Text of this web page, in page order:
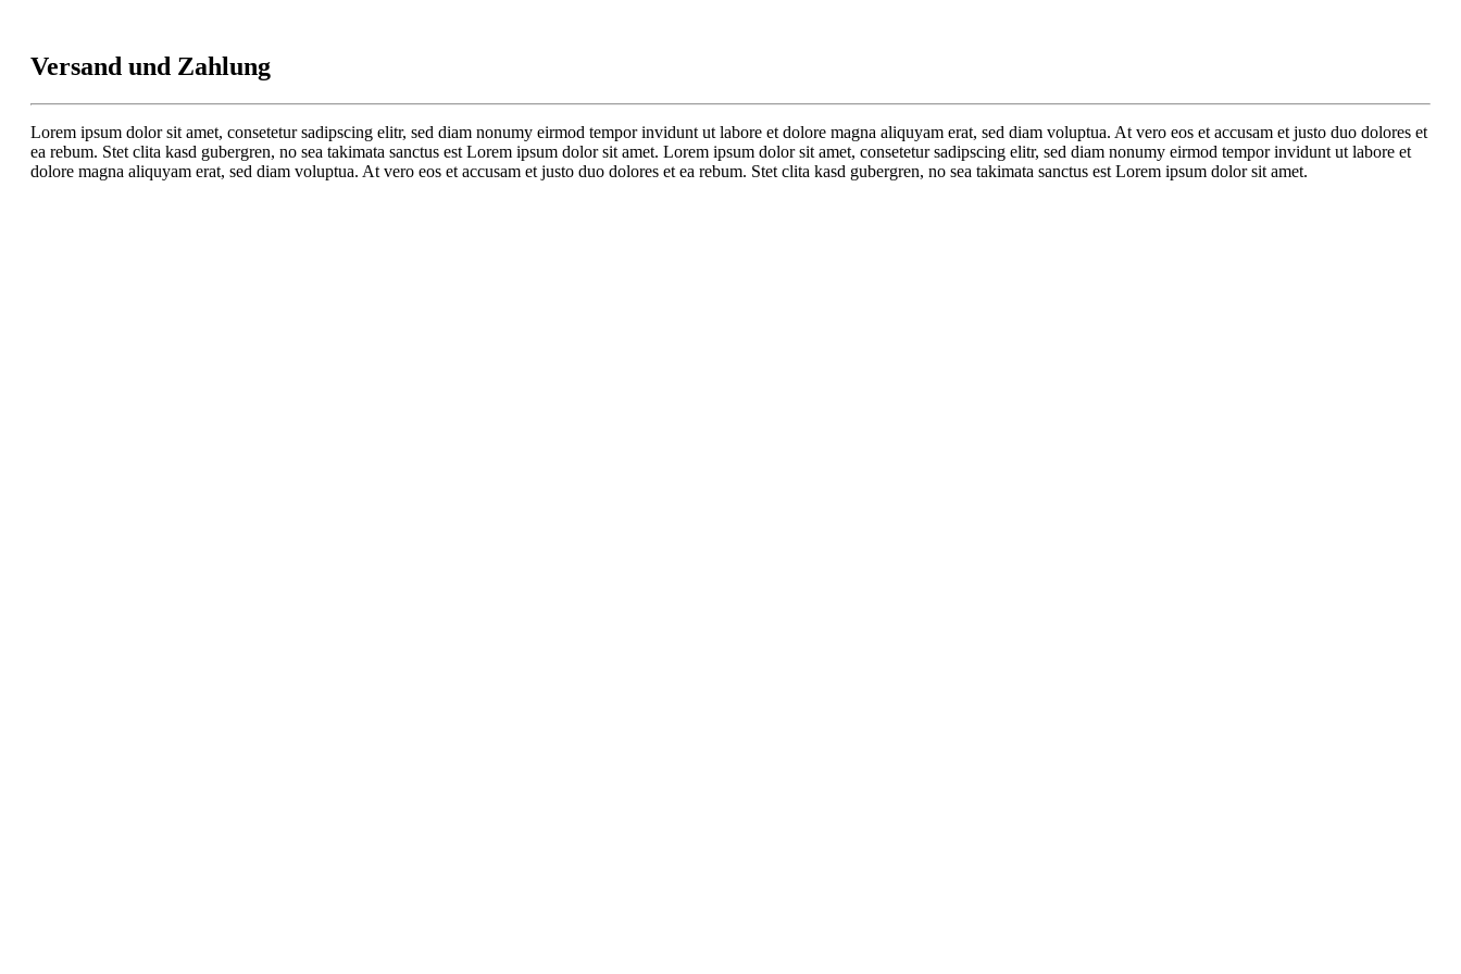
Versand und Zahlung
Lorem ipsum dolor sit amet, consetetur sadipscing elitr, sed diam nonumy eirmod tempor invidunt ut labore et dolore magna aliquyam erat, sed diam voluptua. At vero eos et accusam et justo duo dolores et
ea rebum. Stet clita kasd gubergren, no sea takimata sanctus est Lorem ipsum dolor sit amet. Lorem ipsum dolor sit amet, consetetur sadipscing elitr, sed diam nonumy eirmod tempor invidunt ut labore et
dolore magna aliquyam erat, sed diam voluptua. At vero eos et accusam et justo duo dolores et ea rebum. Stet clita kasd gubergren, no sea takimata sanctus est Lorem ipsum dolor sit amet.